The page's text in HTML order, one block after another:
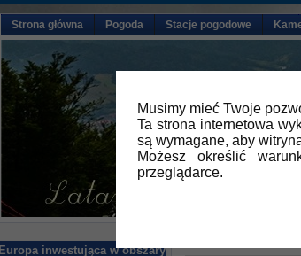
Musimy mieć Twoje
Ta strona internetowa
są wymagane, aby
Możesz określić
przeglądarce.
Strona główna Pogoda Stacje pogodowe
Europa inwestująca w obszary